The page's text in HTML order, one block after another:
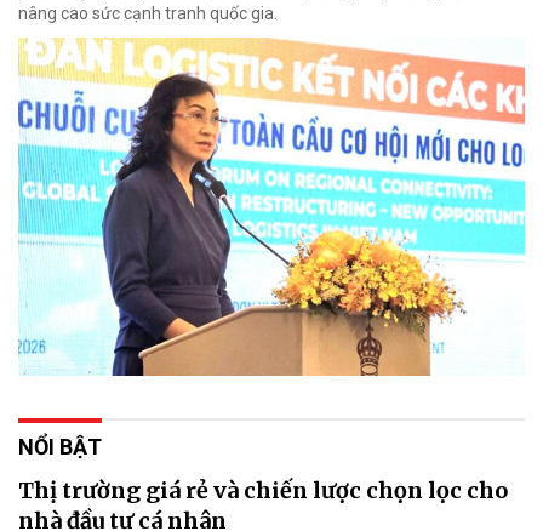
nâng cao sức cạnh tranh quốc gia.
NỔI BẬT
Thị trường giá rẻ và chiến lược chọn lọc cho
nhà đầu tư cá nhân